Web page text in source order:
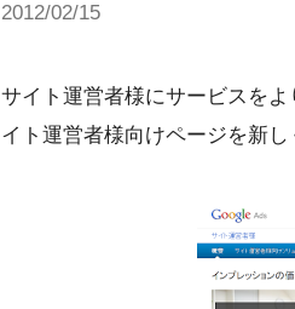
2012/02/15
サイト運営者様にサービスを
イト運営者様向けページを新し